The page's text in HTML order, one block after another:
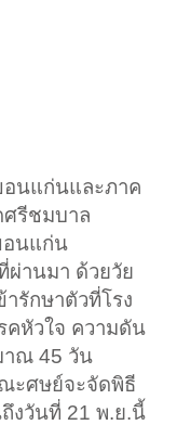
อนแก่นและภาค
ศรีชมบาล
อนแก่น
ผ่านมา ด้วยวัย
รักษาตัวที่โรง
คหัวใจ ความดัน
าณ 45 วัน
ะศษย์จะจัดพิธี
งวันที่ 21 พ.ย.นี้